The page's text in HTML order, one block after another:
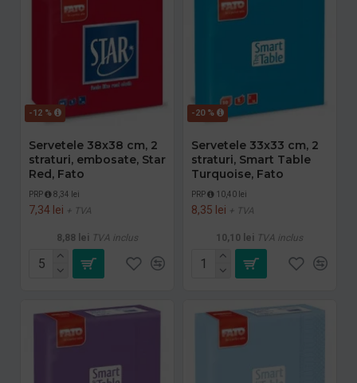
-12 %
Servetele 38x38 cm, 2
straturi, embosate, Star
Red, Fato
PRP 8,34 lei
7,34 lei + TVA
8,88 lei TVA inclus
-20 %
Servetele 33x33 cm, 2
straturi, Smart Table
Turquoise, Fato
PRP 10,40 lei
8,35 lei + TVA
10,10 lei TVA inclus